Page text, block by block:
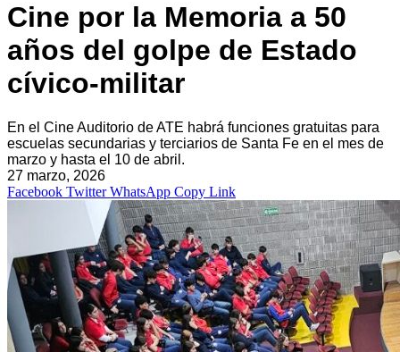
Cine por la Memoria a 50
años del golpe de Estado
cívico-militar
En el Cine Auditorio de ATE habrá funciones gratuitas para
escuelas secundarias y terciarios de Santa Fe en el mes de
marzo y hasta el 10 de abril.
27 marzo, 2026
Facebook Twitter WhatsApp Copy Link